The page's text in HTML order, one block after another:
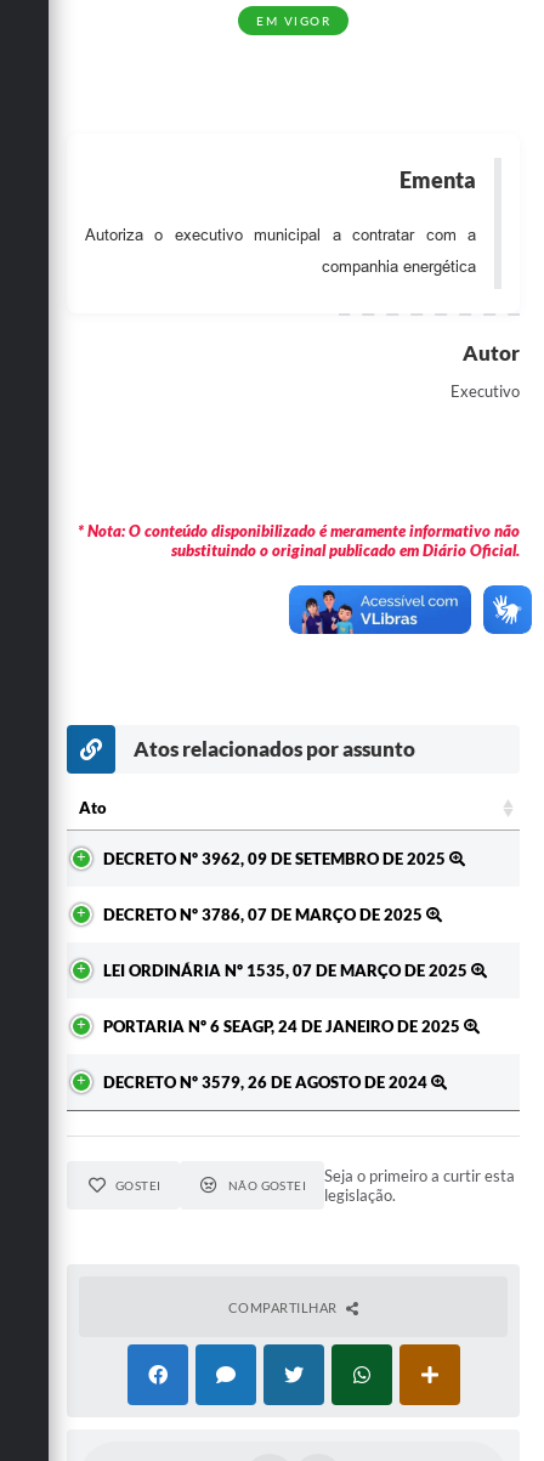
Sala M. do Empreendedor
EM VIGOR
Ementa
Autoriza o executivo municipal a contratar com a
companhia energética
Autor
Executivo
* Nota: O conteúdo disponibilizado é meramente informativo não
substituindo o original publicado em Diário Oficial.
Atos relacionados por assunto
Ato
DECRETO Nº 3962, 09 DE SETEMBRO DE 2025
DECRETO Nº 3786, 07 DE MARÇO DE 2025
LEI ORDINÁRIA Nº 1535, 07 DE MARÇO DE 2025
PORTARIA Nº 6 SEAGP, 24 DE JANEIRO DE 2025
DECRETO Nº 3579, 26 DE AGOSTO DE 2024
GOSTEI NÃO GOSTEI
Seja o primeiro a curtir esta
legislação.
COMPARTILHAR